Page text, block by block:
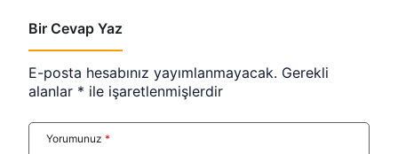
Bir Cevap Yaz
E-posta hesabınız yayımlanmayacak. Gerekli
alanlar * ile işaretlenmişlerdir
Yorumunuz *